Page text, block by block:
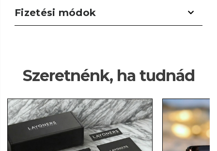
Fizetési módok
Szeretnénk, ha tudnád